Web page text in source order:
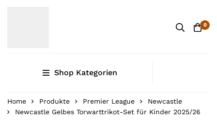
0
Shop Kategorien
Home Produkte Premier League
Newcastle
Newcastle Gelbes Torwarttrikot-Set für Kinder 2025/26